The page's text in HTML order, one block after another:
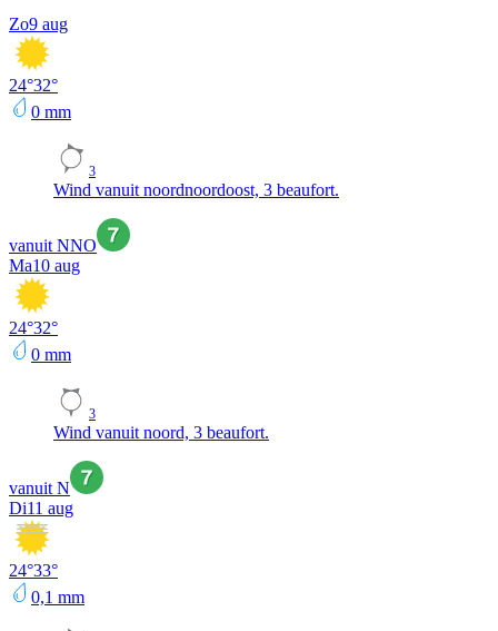
Zo9 aug
24°32°
0 mm
3
Wind vanuit noordnoordoost, 3 beaufort.
vanuit NNO
Ma10 aug
24°32°
0 mm
3
Wind vanuit noord, 3 beaufort.
vanuit N
Di11 aug
24°33°
0,1 mm